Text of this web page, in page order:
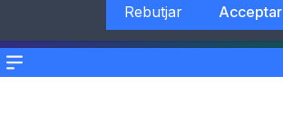
Menu
Rebutjar
Acceptar